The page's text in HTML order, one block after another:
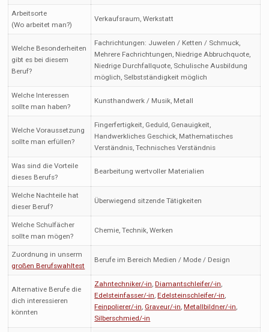
Arbeitsorte
(Wo arbeitet man?)
Verkaufsraum, Werkstatt
Welche Besonderheiten
gibt es bei diesem
Beruf?
Fachrichtungen: Juwelen / Ketten / Schmuck,
Mehrere Fachrichtungen, Niedrige Abbruchquote,
Niedrige Durchfallquote, Schulische Ausbildung
möglich, Selbstständigkeit möglich
Welche Interessen
sollte man haben?
Kunsthandwerk / Musik, Metall
Welche Voraussetzung
sollte man erfüllen?
Fingerfertigkeit, Geduld, Genauigkeit,
Handwerkliches Geschick, Mathematisches
Verständnis, Technisches Verständnis
Was sind die Vorteile
dieses Berufs?
Bearbeitung wertvoller Materialien
Welche Nachteile hat
dieser Beruf?
Überwiegend sitzende Tätigkeiten
Welche Schulfächer
sollte man mögen?
Chemie, Technik, Werken
Zuordnung in unserm
großen Berufswahltest
Berufe im Bereich Medien / Mode / Design
Alternative Berufe die
dich interessieren
könnten
Zahntechniker/-in,Diamantschleifer/-in,
Edelsteinfasser/-in,Edelsteinschleifer/-in,
Feinpolierer/-in, Graveur/-in,Metallbildner/-in,
Silberschmied/-in